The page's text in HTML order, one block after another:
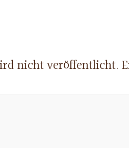
nicht veröffentlicht.